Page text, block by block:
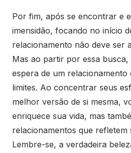
Por fim, após se encontrar e
imensidão, focando no início
relacionamento não deve ser
Mas ao partir por essa busca,
espera de um relacionamento
limites. Ao concentrar seus
melhor versão de si mesma,
enriquece sua vida, mas
relacionamentos que refletem
Lembre-se, a verdadeira